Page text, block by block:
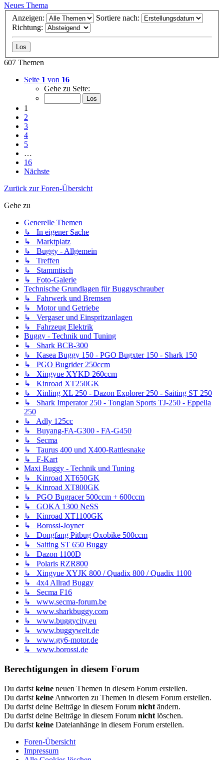
Neues Thema
Anzeigen:
Sortiere nach:
Richtung:
607 Themen
Seite 1 von 16
Gehe zu Seite:
1
2
3
4
5
…
16
Nächste
Zurück zur Foren-Übersicht
Gehe zu
Generelle Themen
↳ In eigener Sache
↳ Marktplatz
↳ Buggy - Allgemein
↳ Treffen
↳ Stammtisch
↳ Foto-Galerie
Technische Grundlagen für Buggyschrauber
↳ Fahrwerk und Bremsen
↳ Motor und Getriebe
↳ Vergaser und Einspritzanlagen
↳ Fahrzeug Elektrik
Buggy - Technik und Tuning
↳ Shark BCB-300
↳ Kasea Buggy 150 - PGO Bugxter 150 - Shark 150
↳ PGO Bugrider 250ccm
↳ Xingyue XYKD 260ccm
↳ Kinroad XT250GK
↳ Xinling XL 250 - Dazon Explorer 250 - Saiting ST 250
↳ Shark Imperator 250 - Tongian Sports TJ-250 - Eppella
250
↳ Adly 125cc
↳ Buyang-FA-G300 - FA-G450
↳ Secma
↳ Taurus 400 und X400-Rattlesnake
↳ F-Kart
Maxi Buggy - Technik und Tuning
↳ Kinroad XT650GK
↳ Kinroad XT800GK
↳ PGO Bugracer 500ccm + 600ccm
↳ GOKA 1300 NeSS
↳ Kinroad XT1100GK
↳ Borossi-Joyner
↳ Dongfang Pitbug Oxobike 500ccm
↳ Saiting ST 650 Buggy
↳ Dazon 1100D
↳ Polaris RZR800
↳ Xingyue XYJK 800 / Quadix 800 / Quadix 1100
↳ 4x4 Allrad Buggy
↳ Secma F16
↳ www.secma-forum.be
↳ www.sharkbuggy.com
↳ www.buggycity.eu
↳ www.buggywelt.de
↳ www.gy6-motor.de
↳ www.borossi.de
Berechtigungen in diesem Forum
Du darfst keine neuen Themen in diesem Forum erstellen.
Du darfst keine Antworten zu Themen in diesem Forum erstellen.
Du darfst deine Beiträge in diesem Forum nicht ändern.
Du darfst deine Beiträge in diesem Forum nicht löschen.
Du darfst keine Dateianhänge in diesem Forum erstellen.
Foren-Übersicht
Impressum